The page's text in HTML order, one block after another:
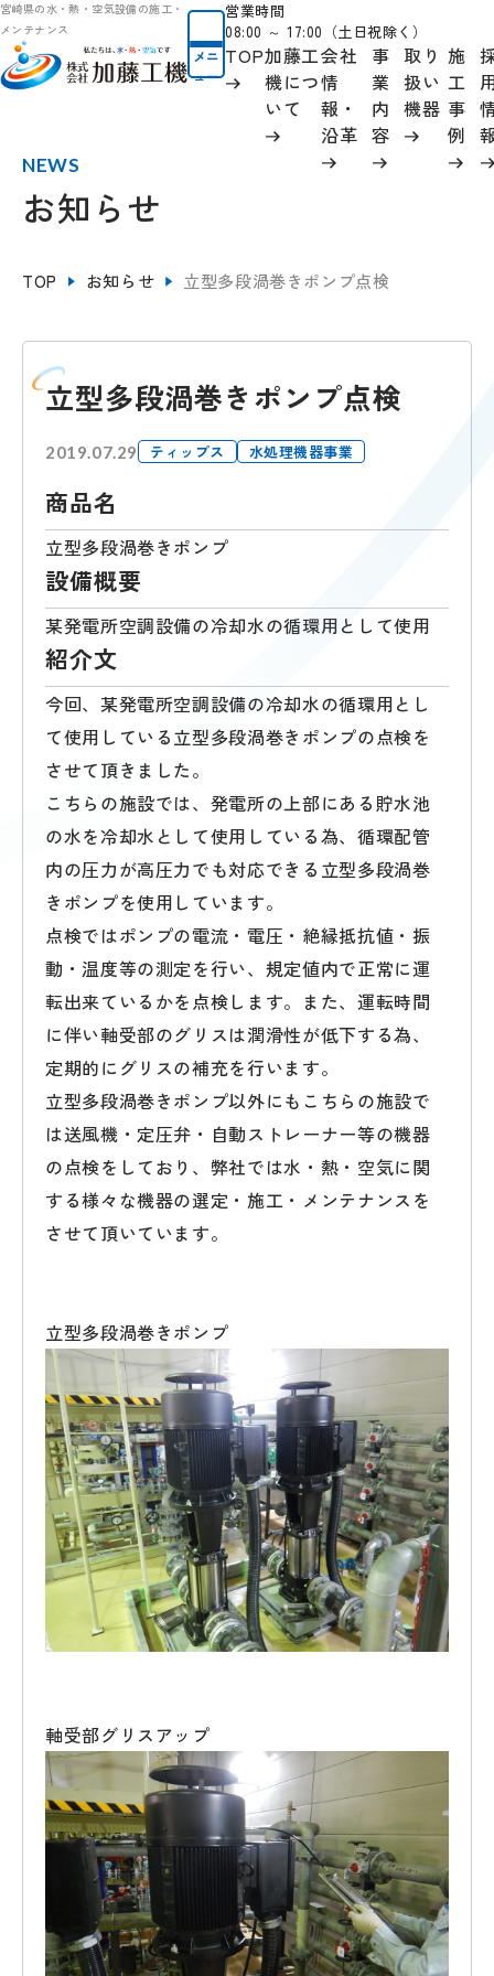
宮崎県の水・熱・空気設備の施工・
メンテナンス
メニ
ュー
営業時間
08:00 ～ 17:00（土日祝除く）
TOP加藤工
機につ
いて
会社
情
報 ・
沿革
事
業
内
容
取り
扱い
機器
施
工
事
例
NEWS
お知らせ
TOP お知らせ 立型多段渦巻きポンプ点検
立型多段渦巻きポンプ点検
2019.07.29 ティップス 水処理機器事業
商品名
立型多段渦巻きポンプ
設備概要
某発電所空調設備の冷却水の循環用として使用
紹介文
今回、某発電所空調設備の冷却水の循環用とし
て使用している立型多段渦巻きポンプの点検を
させて頂きました。
こちらの施設では、発電所の上部にある貯水池
の水を冷却水として使用している為、循環配管
内の圧力が高圧力でも対応できる立型多段渦巻
きポンプを使用しています。
点検ではポンプの電流・電圧・絶縁抵抗値・振
動・温度等の測定を行い、規定値内で正常に運
転出来ているかを点検します。また、運転時間
に伴い軸受部のグリスは潤滑性が低下する為、
定期的にグリスの補充を行います。
立型多段渦巻きポンプ以外にもこちらの施設で
は送風機・定圧弁・自動ストレーナー等の機器
の点検をしており、弊社では水・熱・空気に関
する様々な機器の選定・施工・メンテナンスを
させて頂いています。
立型多段渦巻きポンプ
軸受部グリスアップ